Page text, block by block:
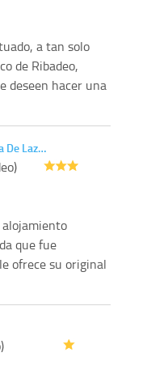
a tan solo
de Ribadeo,
deseen hacer una
De Laz…
alojamiento
que fue
ofrece su original